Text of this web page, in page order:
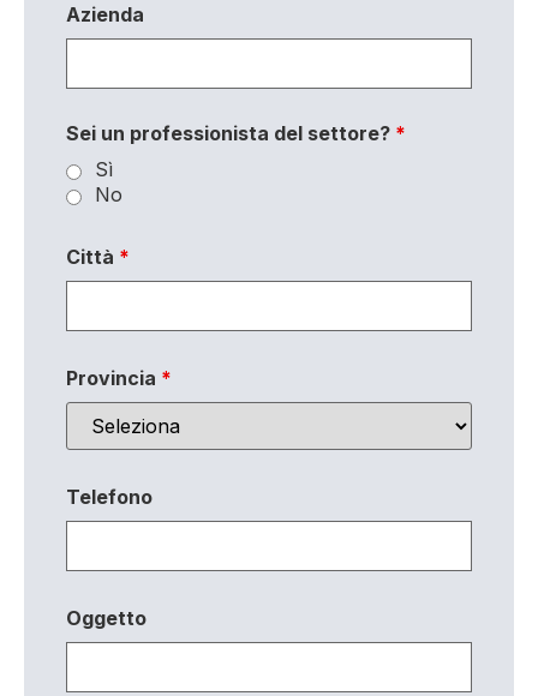
Azienda
Sei un professionista del settore? *
Sì
No
Città *
Provincia *
Telefono
Oggetto